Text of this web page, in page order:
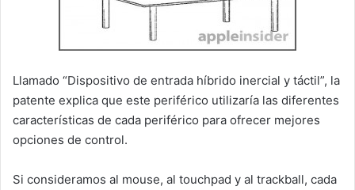
Llamado “Dispositivo de entrada híbrido inercial y táctil”, la
patente explica que este periférico utilizaría las diferentes
características de cada periférico para ofrecer mejores
opciones de control.
Si consideramos al mouse, al touchpad y al trackball, cada